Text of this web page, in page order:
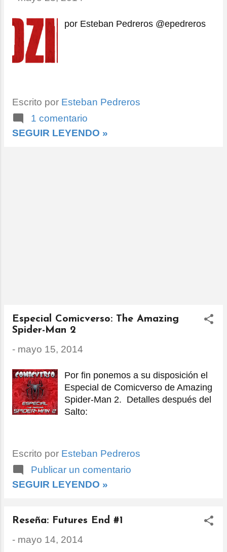
por Esteban Pedreros @epedreros
Escrito por Esteban Pedreros
1 comentario
SEGUIR LEYENDO »
Especial Comicverso: The Amazing
Spider-Man 2
- mayo 15, 2014
Por fin ponemos a su disposición el
Especial de Comicverso de Amazing
Spider-Man 2. Detalles después del
Salto:
Escrito por Esteban Pedreros
Publicar un comentario
SEGUIR LEYENDO »
Reseña: Futures End #1
- mayo 14, 2014